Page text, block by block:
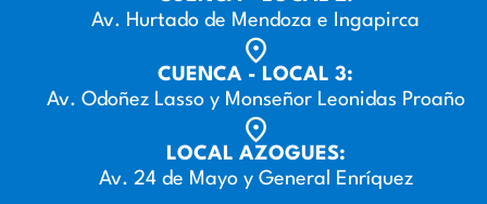
Av. Hurtado de Mendoza e Ingapirca
CUENCA - LOCAL 3:
Av. Odoñez Lasso y Monseñor Leonidas Proaño
LOCAL AZOGUES:
Av. 24 de Mayo y General Enríquez